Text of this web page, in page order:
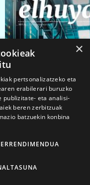
2026ko mar. 1a
×
pertsonalizatzeko eta
erabilerari buruzko
publizitate- eta analisi-
beren zerbitzuak
batzuekin konbina
ERRENDIMENDUA